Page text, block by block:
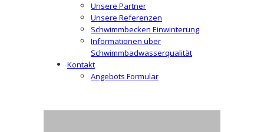
Unsere Partner
Unsere Referenzen
Schwimmbecken Einwinterung
Informationen über
Schwimmbadwasserqualität
Kontakt
Angebots Formular